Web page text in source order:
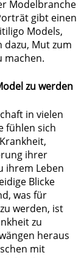
Modelbranche
gibt einen
Models,
dazu, Mut zum
machen.
zu werden
in vielen
fühlen sich
ihrer
ihrem Leben
Blicke
was für
werden, ist
zu
heraus
mit